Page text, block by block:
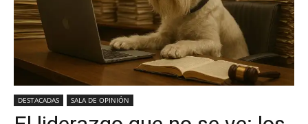
DESTACADAS SALA DE OPINIÓN